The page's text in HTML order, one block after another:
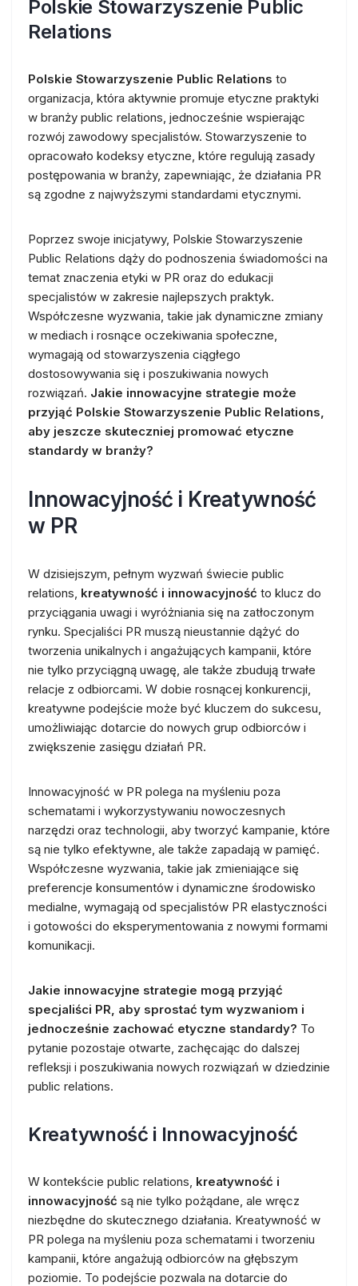
Polskie Stowarzyszenie Public
Relations
Polskie Stowarzyszenie Public Relations to
organizacja, która aktywnie promuje etyczne praktyki
w branży public relations, jednocześnie wspierając
rozwój zawodowy specjalistów. Stowarzyszenie to
opracowało kodeksy etyczne, które regulują zasady
postępowania w branży, zapewniając, że działania PR
są zgodne z najwyższymi standardami etycznymi.
Poprzez swoje inicjatywy, Polskie Stowarzyszenie
Public Relations dąży do podnoszenia świadomości na
temat znaczenia etyki w PR oraz do edukacji
specjalistów w zakresie najlepszych praktyk.
Współczesne wyzwania, takie jak dynamiczne zmiany
w mediach i rosnące oczekiwania społeczne,
wymagają od stowarzyszenia ciągłego
dostosowywania się i poszukiwania nowych
rozwiązań. Jakie innowacyjne strategie może
przyjąć Polskie Stowarzyszenie Public Relations,
aby jeszcze skuteczniej promować etyczne
standardy w branży?
Innowacyjność i Kreatywność
w PR
W dzisiejszym, pełnym wyzwań świecie public
relations, kreatywność i innowacyjność to klucz do
przyciągania uwagi i wyróżniania się na zatłoczonym
rynku. Specjaliści PR muszą nieustannie dążyć do
tworzenia unikalnych i angażujących kampanii, które
nie tylko przyciągną uwagę, ale także zbudują trwałe
relacje z odbiorcami. W dobie rosnącej konkurencji,
kreatywne podejście może być kluczem do sukcesu,
umożliwiając dotarcie do nowych grup odbiorców i
zwiększenie zasięgu działań PR.
Innowacyjność w PR polega na myśleniu poza
schematami i wykorzystywaniu nowoczesnych
narzędzi oraz technologii, aby tworzyć kampanie, które
są nie tylko efektywne, ale także zapadają w pamięć.
Współczesne wyzwania, takie jak zmieniające się
preferencje konsumentów i dynamiczne środowisko
medialne, wymagają od specjalistów PR elastyczności
i gotowości do eksperymentowania z nowymi formami
komunikacji.
Jakie innowacyjne strategie mogą przyjąć
specjaliści PR, aby sprostać tym wyzwaniom i
jednocześnie zachować etyczne standardy? To
pytanie pozostaje otwarte, zachęcając do dalszej
refleksji i poszukiwania nowych rozwiązań w dziedzinie
public relations.
Kreatywność i Innowacyjność
W kontekście public relations, kreatywność i
innowacyjność są nie tylko pożądane, ale wręcz
niezbędne do skutecznego działania. Kreatywność w
PR polega na myśleniu poza schematami i tworzeniu
kampanii, które angażują odbiorców na głębszym
poziomie. To podejście pozwala na dotarcie do